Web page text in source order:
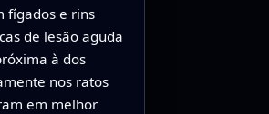
fígados e rins
de lesão aguda
à dos
nos ratos
em melhor